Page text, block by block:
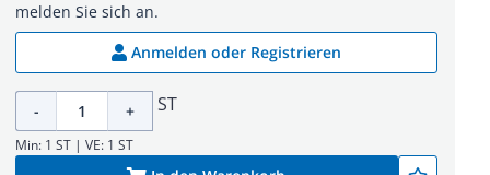
melden Sie sich an.
Anmelden oder Registrieren
- + ST
Min: 1 ST | VE: 1 ST